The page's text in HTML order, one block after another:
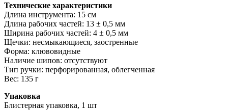
Технические характеристики
Длина инструмента: 15 см
Длина рабочих частей: 13 ± 0,5 мм
Ширина рабочих частей: 4 ± 0,5 мм
Щечки: несмыкающиеся, заостренные
Форма: клювовидные
Наличие шипов: отсутствуют
Тип ручки: перфорированная, облегченная
Вес: 135 г
Упаковка
Блистерная упаковка, 1 шт